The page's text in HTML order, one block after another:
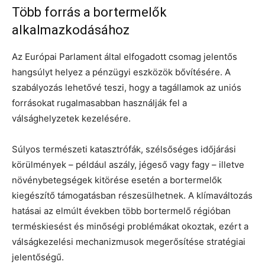
Több forrás a bortermelők
alkalmazkodásához
Az Európai Parlament által elfogadott csomag jelentős
hangsúlyt helyez a pénzügyi eszközök bővítésére. A
szabályozás lehetővé teszi, hogy a tagállamok az uniós
forrásokat rugalmasabban használják fel a
válsághelyzetek kezelésére.
Súlyos természeti katasztrófák, szélsőséges időjárási
körülmények – például aszály, jégeső vagy fagy – illetve
növénybetegségek kitörése esetén a bortermelők
kiegészítő támogatásban részesülhetnek. A klímaváltozás
hatásai az elmúlt években több bortermelő régióban
terméskiesést és minőségi problémákat okoztak, ezért a
válságkezelési mechanizmusok megerősítése stratégiai
jelentőségű.